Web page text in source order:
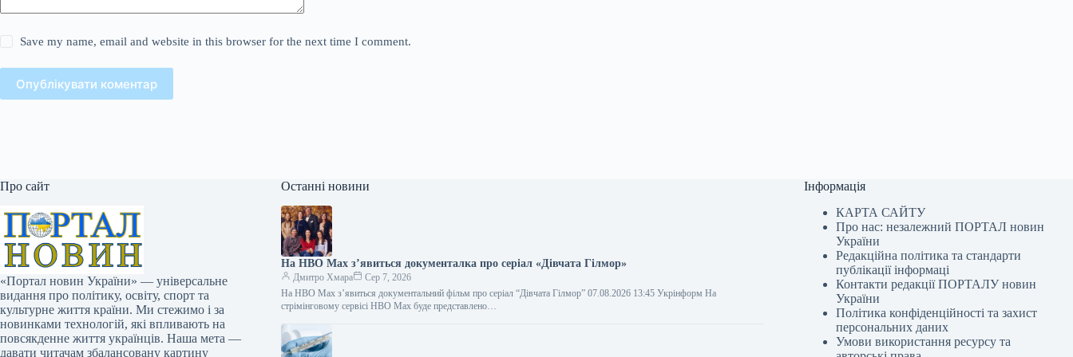
Save my name, email and website in this browser for the next time I comment.
Опублікувати коментар
Про сайт
«Портал новин України» — універсальне
видання про політику, освіту, спорт та
культурне життя країни. Ми стежимо і за
новинками технологій, які впливають на
повсякденне життя українців. Наша мета —
давати читачам збалансовану картину
Останні новини
На HBO Max з’явиться документалка про серіал «Дівчата Гілмор»
Дмитро Хмара
Сер 7, 2026
На HBO Max з’явиться документальний фільм про серіал “Дівчата Гілмор” 07.08.2026 13:45 Укрінформ На
стрімінговому сервісі HBO Max буде представлено…
Інформація
КАРТА САЙТУ
Про нас: незалежний ПОРТАЛ новин
України
Редакційна політика та стандарти
публікації інформаці
Контакти редакції ПОРТАЛУ новин
України
Політика конфіденційності та захист
персональних даних
Умови використання ресурсу та